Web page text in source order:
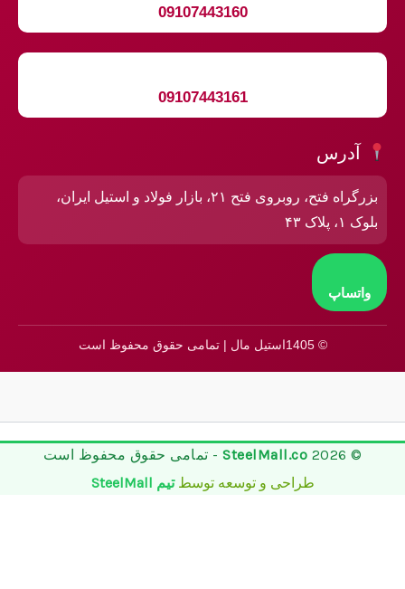
09107443160
09107443161
آدرس
بزرگراه فتح، روبروی فتح ۲۱، بازار فولاد و استیل ایران،
بلوک ۱، پلاک ۴۳
واتساپ
© 1405استیل مال | تمامی حقوق محفوظ است
© 2026
SteelMall.co - تمامی حقوق محفوظ است
طراحی و توسعه توسطتیم SteelMall